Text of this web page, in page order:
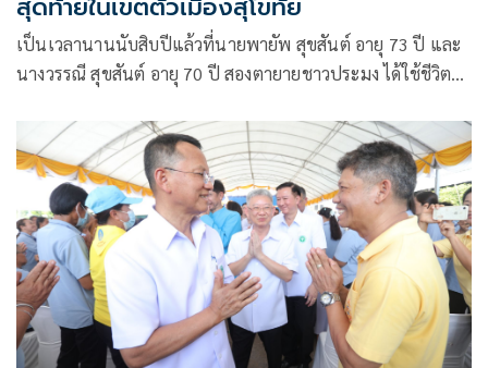
เป็นเวลานานนับสิบปีแล้วที่นายพายัพ สุขสันต์ อายุ 73 ปี และ
นางวรรณี สุขสันต์ อายุ 70 ปี สองตายายชาวประมง ได้ใช้ชีวิต
ธานี ซึ่งนับเป็นหลังสุดท้ายที่ยังหลงเหลืออยู่ในปัจจุบัน ขณะที่
ชาวประมงคนอื่นๆได้กลับขึ้นไปอยู่บนฝั่งกันจนหมดตามวิถีชีวิตที่
เปลี่ยนแปลง